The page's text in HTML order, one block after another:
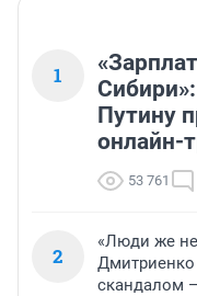
1
Путину
онлайн-
53 761
2
«Люди же не
Дмитриенко
скандалом